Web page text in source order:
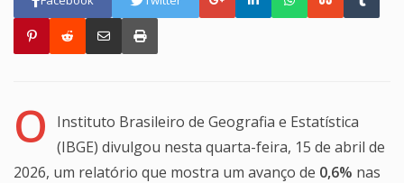
O
Instituto Brasileiro de Geografia e Estatística
(IBGE) divulgou nesta quarta-feira, 15 de abril de
2026, um relatório que mostra um avanço de 0,6% nas